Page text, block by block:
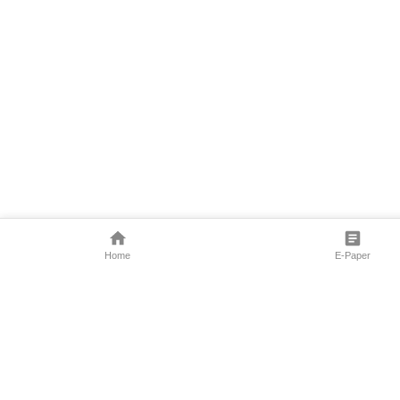
Home E-Paper